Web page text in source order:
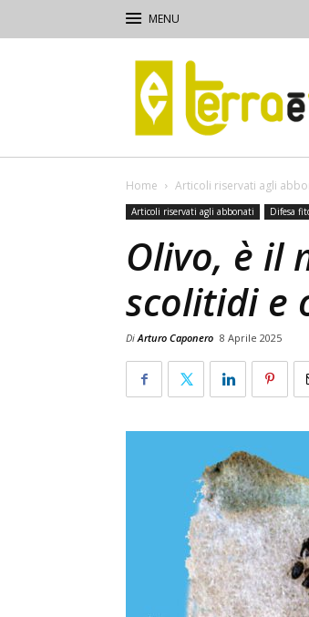
Terra
e
Vita
Home Articoli riservati agli
Articoli riservati agli abbonati Difesa
Olivo, è il
scolitidi e
DiArturo Caponero 8 Aprile 2025